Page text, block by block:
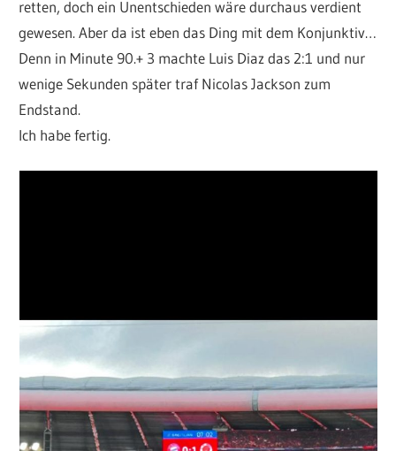
retten, doch ein Unentschieden wäre durchaus verdient
gewesen. Aber da ist eben das Ding mit dem Konjunktiv…
Denn in Minute 90.+ 3 machte Luis Diaz das 2:1 und nur
wenige Sekunden später traf Nicolas Jackson zum
Endstand.
Ich habe fertig.